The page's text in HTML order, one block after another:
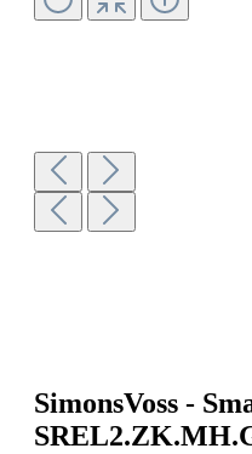
SimonsVoss -